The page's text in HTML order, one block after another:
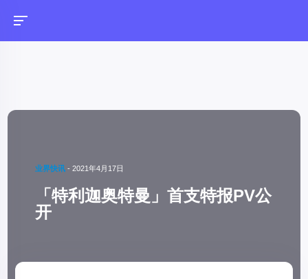
业界快讯 -2021年4月17日
「特利迦奥特曼」首支特报PV公
开